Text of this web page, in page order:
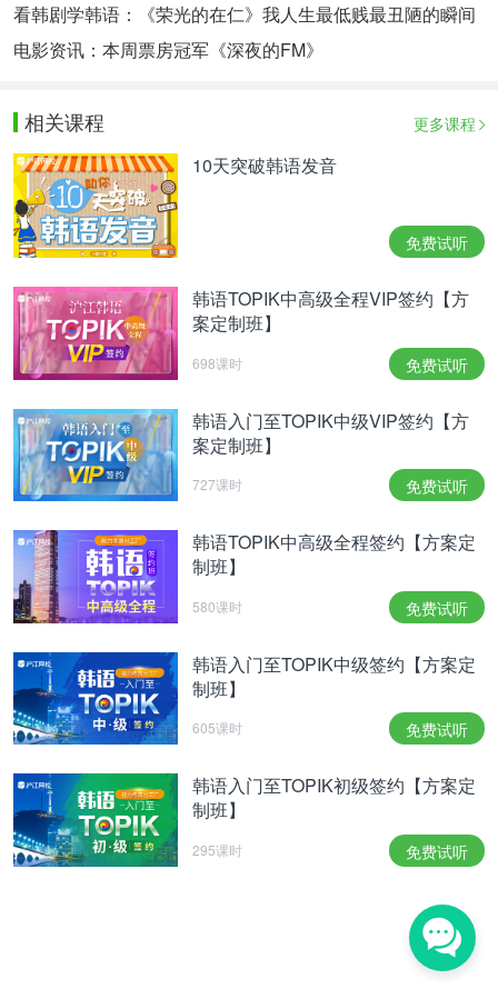
看韩剧学韩语：《荣光的在仁》我人生最低贱最丑陋的瞬间
电影资讯：本周票房冠军《深夜的FM》
相关课程 更多课程
10天突破韩语发音
免费试听
韩语TOPIK中高级全程VIP签约【方
案定制班】
698课时 免费试听
韩语入门至TOPIK中级VIP签约【方
案定制班】
727课时 免费试听
韩语TOPIK中高级全程签约【方案定
制班】
580课时 免费试听
韩语入门至TOPIK中级签约【方案定
制班】
605课时 免费试听
韩语入门至TOPIK初级签约【方案定
制班】
295课时 免费试听